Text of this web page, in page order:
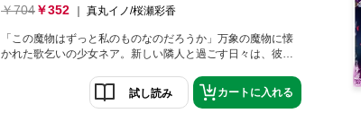
件の阻止を決意！ 早速、計四回の人生で得た知識を試そう
前世の記憶があると知り、一緒に調査を始めることに。やが
て、秘密を共有し、いつもピンチの時に駆けつけてくれる彼
女」×一途な孤高の美男子が挑む異世界ループファンタジー！
著者：琴乃葉ご縁があってＴＯブックス様から出版させてい
704 352 真丸イノ/桜瀬彩香
「この魔物はずっと私のものなのだろうか」万象の魔物に懐
かれた歌乞いの少女ネア。新しい隣人と過ごす日々は、彼女
時に切なく、時に大惨事（？）が紡がれる異種婚姻ファンタ
ジー！待望のコミカライズ第２巻！描き下ろし漫画収録！
試し読み カートに入れる